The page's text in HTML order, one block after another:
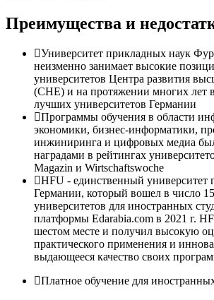
Преимущества и
Университет прикладных наук
неизменно занимает высокие
университетов Центра развития
(CHE) и на протяжении многих лет
лучших университетов Германии
Программы обучения в области
экономики, бизнес-информатики,
инжиниринга и цифровых медиа
наградами в рейтингах
Magazin и Wirtschaftswoche
HFU - единственный университет
Германии, который вошел в число
университетов для иностранных
платформы Edarabia.com в 2021 г.
шестом месте и получил высокую
практического применения и
выдающееся качество своих
Платное обучение для